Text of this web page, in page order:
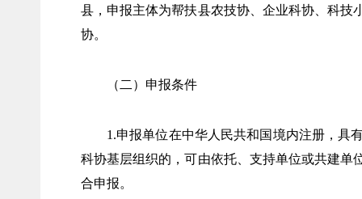
县，申报主体为帮扶县农技协、企业科协、科技
协。
（二）申报条件
1.申报单位在中华人民共和国境内注册，具
科协基层组织的，可由依托、支持单位或共建
合申报。